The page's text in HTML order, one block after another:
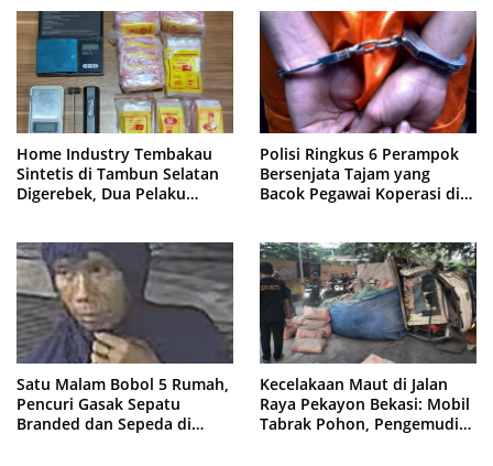
Home Industry Tembakau
Sintetis di Tambun Selatan
Digerebek, Dua Pelaku
Polisi Ringkus 6 Perampok
Bersenjata Tajam yang
Bacok Pegawai Koperasi di
Satu Malam Bobol 5 Rumah,
Pencuri Gasak Sepatu
Branded dan Sepeda di
Kecelakaan Maut di Jalan
Raya Pekayon Bekasi: Mobil
Tabrak Pohon, Pengemudi